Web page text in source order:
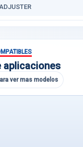
aplicaciones
ver mas modelos